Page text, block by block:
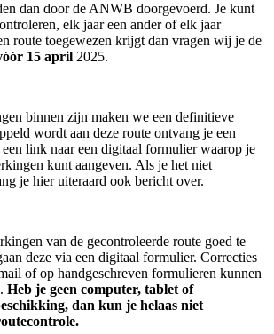
dan door de ANWB doorgevoerd. Je kunt
elk jaar een ander of elk jaar
route toegewezen krijgt dan vragen wij je de
15 april 2025.
binnen zijn maken we een definitieve
wordt aan deze route ontvang je een
link naar een digitaal formulier waarop je
kunt aangeven. Als je het niet
je hier uiteraard ook bericht over.
van de gecontroleerde route goed te
deze via een digitaal formulier. Correcties
of op handgeschreven formulieren kunnen
Heb je geen computer, tablet of
dan kun je helaas niet